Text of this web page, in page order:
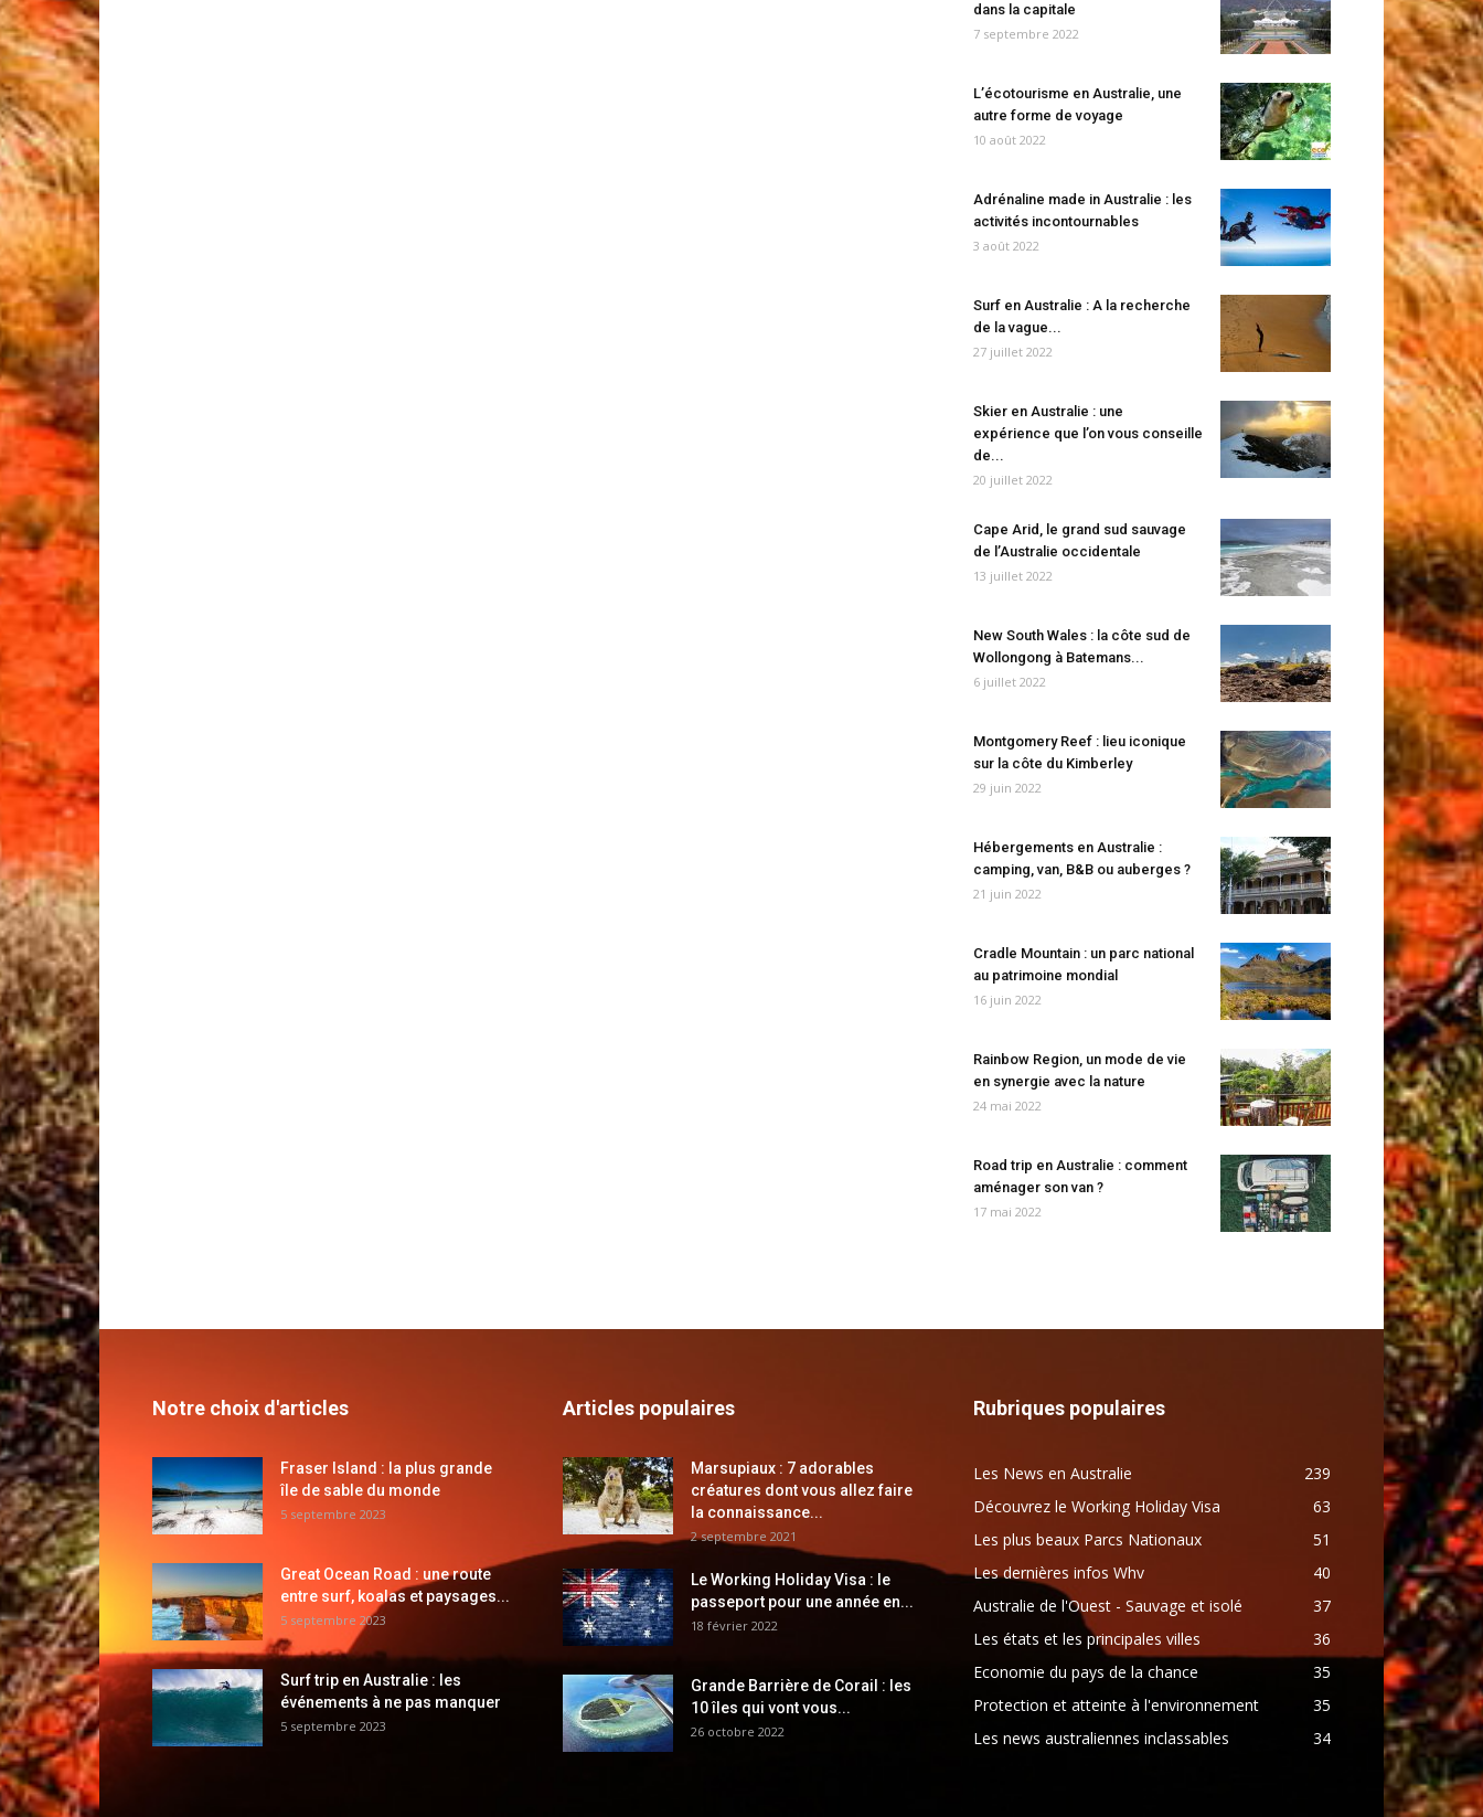
dans la capitale
7 septembre 2022
L’écotourisme en Australie, une
autre forme de voyage
10 août 2022
Adrénaline made in Australie : les
activités incontournables
3 août 2022
Surf en Australie : A la recherche
de la vague...
27 juillet 2022
Skier en Australie : une
expérience que l’on vous conseille
de...
20 juillet 2022
Cape Arid, le grand sud sauvage
de l’Australie occidentale
13 juillet 2022
New South Wales : la côte sud de
Wollongong à Batemans...
6 juillet 2022
Montgomery Reef : lieu iconique
sur la côte du Kimberley
29 juin 2022
Hébergements en Australie :
camping, van, B&B ou auberges ?
21 juin 2022
Cradle Mountain : un parc national
au patrimoine mondial
16 juin 2022
Rainbow Region, un mode de vie
en synergie avec la nature
24 mai 2022
Road trip en Australie : comment
aménager son van ?
17 mai 2022
Notre choix d'articles
Fraser Island : la plus grande
île de sable du monde
5 septembre 2023
Great Ocean Road : une route
entre surf, koalas et paysages...
5 septembre 2023
Surf trip en Australie : les
événements à ne pas manquer
5 septembre 2023
Articles populaires
Marsupiaux : 7 adorables
créatures dont vous allez faire
la connaissance...
2 septembre 2021
Le Working Holiday Visa : le
passeport pour une année en...
18 février 2022
Grande Barrière de Corail : les
10 îles qui vont vous...
26 octobre 2022
Rubriques populaires
Les News en Australie
239
Découvrez le Working Holiday Visa
63
Les plus beaux Parcs Nationaux
51
Les dernières infos Whv
40
Australie de l'Ouest - Sauvage et isolé
37
Les états et les principales villes
36
Economie du pays de la chance
35
Protection et atteinte à l'environnement
35
Les news australiennes inclassables
34